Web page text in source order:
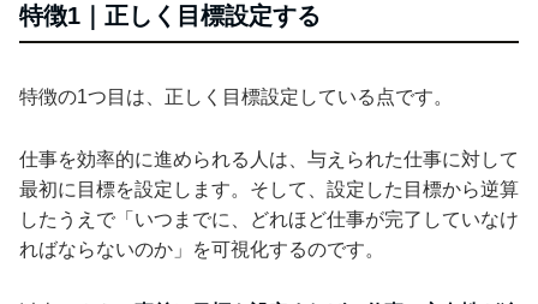
特徴1｜正しく目標設定する
特徴の1つ目は、正しく目標設定している点です。
仕事を効率的に進められる人は、与えられた仕事に対して
最初に目標を設定します。そして、設定した目標から逆算
したうえで「いつまでに、どれほど仕事が完了していなけ
ればならないのか」を可視化するのです。